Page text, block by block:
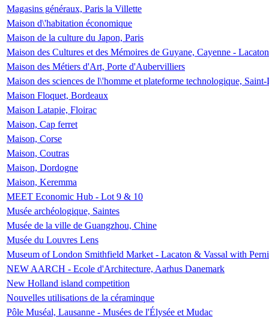
Magasins généraux, Paris la Villette
Maison d\'habitation économique
Maison de la culture du Japon, Paris
Maison des Cultures et des Mémoires de Guyane, Cayenne -
Maison des Métiers d'Art, Porte d'Aubervilliers
Maison des sciences de l\'homme et plateforme technologique,
Maison Floquet, Bordeaux
Maison Latapie, Floirac
Maison, Cap ferret
Maison, Corse
Maison, Coutras
Maison, Dordogne
Maison, Keremma
MEET Economic Hub - Lot 9 & 10
Musée archéologique, Saintes
Musée de la ville de Guangzhou, Chine
Musée du Louvres Lens
Museum of London Smithfield Market - Lacaton & Vassal with
NEW AARCH - Ecole d'Architecture, Aarhus Danemark
New Holland island competition
Nouvelles utilisations de la céraminque
Pôle Muséal, Lausanne - Musées de l'Élysée et Mudac